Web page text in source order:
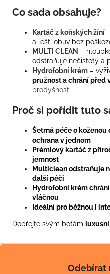
Co sada obsahuje?
Kartáč z koňských žíní
a leští obuv bez
MULTI CLEAN –
odstraňuje nečistoty a
Hydrofobní krém –
pružnost a chrání před
prodyšnost.
Proč si pořídit tuto
Šetrná péče o
ochrana v jednom
Prémiový kartáč z
jemnost
Multiclean odstraňuje
další péči
Hydrofobní krém
vláčnou
Ideální pro běžnou i
Dopřejte svým botám
Kč
Z
Odebírat